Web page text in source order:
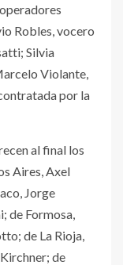
Robles, vocero
Silvia
Violante,
por la
al final los
Aires, Axel
Jorge
de Formosa,
de La Rioja,
de